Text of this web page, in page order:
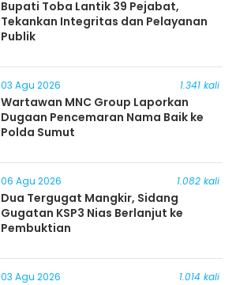
Bupati Toba Lantik 39 Pejabat,
Tekankan Integritas dan Pelayanan
Publik
03 Agu 2026 1.341 kali
Wartawan MNC Group Laporkan
Dugaan Pencemaran Nama Baik ke
Polda Sumut
06 Agu 2026 1.082 kali
Dua Tergugat Mangkir, Sidang
Gugatan KSP3 Nias Berlanjut ke
Pembuktian
03 Agu 2026 1.014 kali